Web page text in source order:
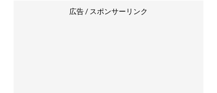
広告 / スポンサーリンク